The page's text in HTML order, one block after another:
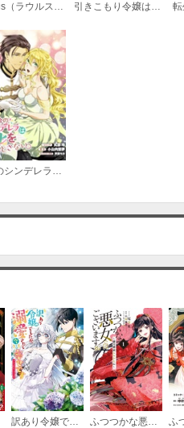
Laurus（ラウルス）異世界偏愛コミックアンソロジー 引きこもり令嬢は話のわかる聖獣番 連載版
昨今のシンデレラは靴を落とさない。 連載版
訳あり令嬢でしたが、溺愛されて今では幸せです アンソロジーコミック ふつつかな悪女ではございますが ～雛宮蝶鼠とりかえ伝～